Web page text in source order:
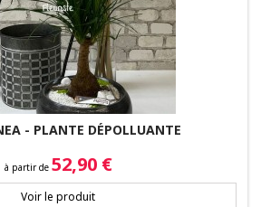
- PLANTE DÉPOLLUANTE
Prix
à partir de 52,90 €
Voir le produit